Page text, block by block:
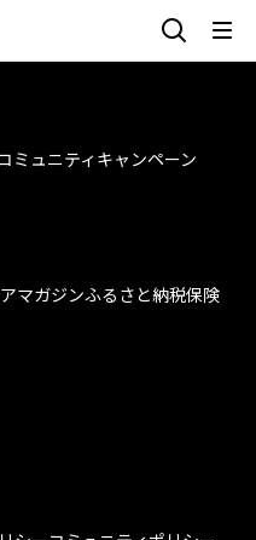
ミュニティ キャンペーン
マガジンふるさと納税保険